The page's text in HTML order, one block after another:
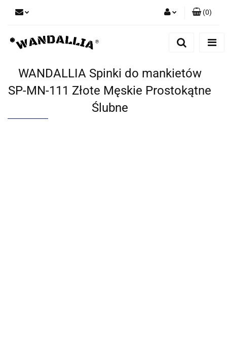
Dodaj zgłoszenie
(0)
WANDALLIA Spinki do mankietów
SP-MN-111 Złote Męskie Prostokątne
Ślubne